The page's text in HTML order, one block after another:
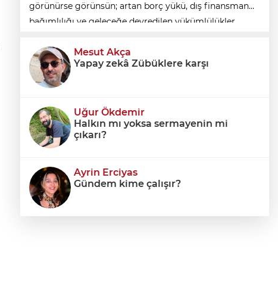
görünürse görünsün; artan borç yükü, dış finansman
bağımlılığı ve geleceğe devredilen yükümlülükler
Mesut Akça
Yapay zekâ Zübüklere karşı
Uğur Ökdemir
Halkın mı yoksa sermayenin mi
çıkarı?
Ayrin Erciyas
Gündem kime çalışır?